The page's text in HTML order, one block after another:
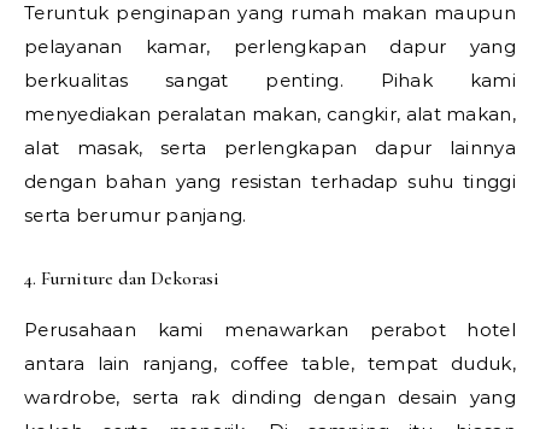
Teruntuk penginapan yang rumah makan maupun
pelayanan kamar, perlengkapan dapur yang
berkualitas sangat penting. Pihak kami
menyediakan peralatan makan, cangkir, alat makan,
alat masak, serta perlengkapan dapur lainnya
dengan bahan yang resistan terhadap suhu tinggi
serta berumur panjang.
4. Furniture dan Dekorasi
Perusahaan kami menawarkan perabot hotel
antara lain ranjang, coffee table, tempat duduk,
wardrobe, serta rak dinding dengan desain yang